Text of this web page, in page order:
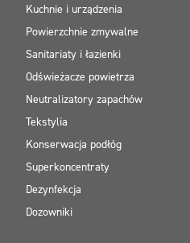
Kuchnie i urządzenia
Powierzchnie zmywalne
Sanitariaty i łazienki
Odświeżacze powietrza
Neutralizatory zapachów
Tekstylia
Konserwacja podłóg
Superkoncentraty
Dezynfekcja
Dozowniki